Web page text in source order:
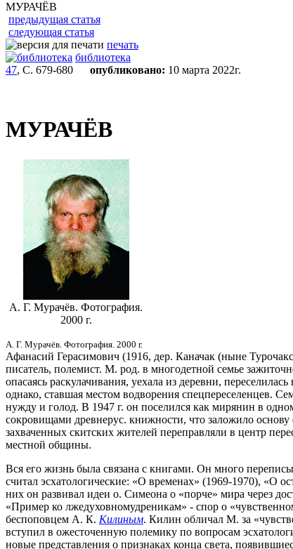
МУРАЧЁВ
предыдущая статья
следующая статья
печать
библиотека
47, С. 679-680 опубликовано: 10 марта 2022г.
МУРАЧЁВ
А. Г. Мурачёв. Фотография.
2000 г.
А. Г. Мурачёв. Фотография. 2000 г.
Афанасий Герасимович (1916, дер. Каначак (ныне
писатель, полемист. М. род. в многодетной семье
опасаясь раскулачивания, уехала из деревни,
однако, ставшая местом водворения спецпереселенцев.
нужду и голод. В 1947 г. он поселился как мирянин в
сокровищами древнерус. книжности, что заложило основу
захваченных скитских жителей переправляли в центр
местной общины.
Вся его жизнь была связана с книгами. Он много
считал эсхатологические: «О временах» (1969-1970), «О
них он развивал идеи о. Симеона о «порче» мира через
«Пример ко лжедуховномудреникам» - спор о
беспоповцем А. К. Килиным. Килин обличал М. за
вступил в ожесточенную полемику по вопросам
новые представления о признаках конца света,